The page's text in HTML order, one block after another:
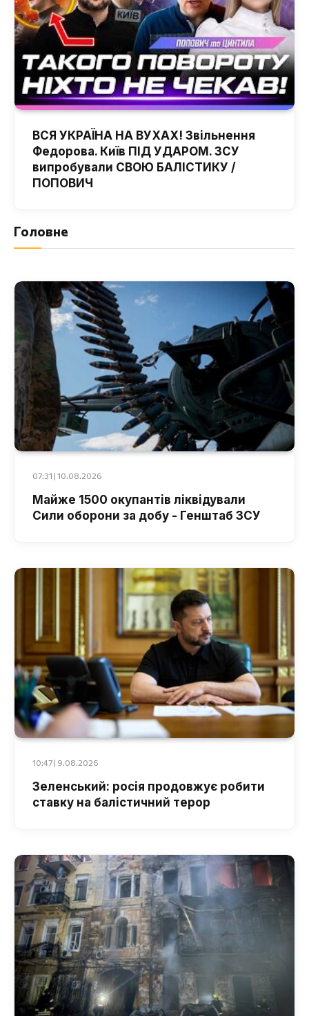
ВСЯ УКРАЇНА НА ВУХАХ! Звільнення
Федорова. Київ ПІД УДАРОМ. ЗСУ
випробували СВОЮ БАЛІСТИКУ /
ПОПОВИЧ
Головне
07:31 | 10.08.2026
Майже 1500 окупантів ліквідували
Сили оборони за добу - Генштаб ЗСУ
10:47 | 9.08.2026
Зеленський: росія продовжує робити
ставку на балістичний терор